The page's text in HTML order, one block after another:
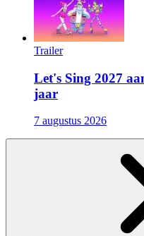
Trailer
Let's Sing 2027
jaar
7 augustus 2026